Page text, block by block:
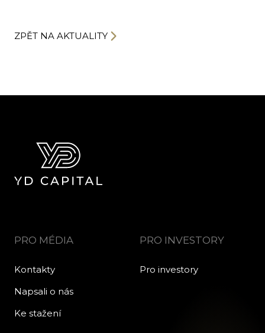
ZPĚT NA AKTUALITY
PRO MÉDIA
Kontakty
Napsali o nás
Ke stažení
PRO INVESTORY
Pro investory